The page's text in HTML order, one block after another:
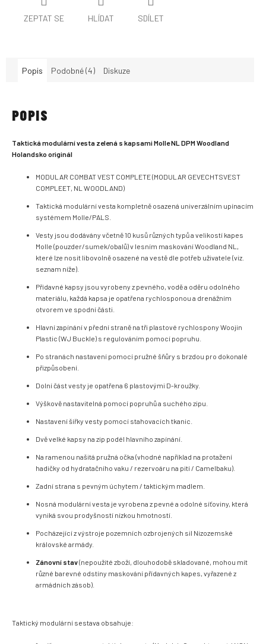
ZEPTAT SE HLÍDAT SDÍLET
Popis Podobné (4) Diskuze
POPIS
Taktická modulární vesta zelená s kapsami Molle NL DPM Woodland
Holandsko originál
MODULAR COMBAT VEST COMPLETE (MODULAR GEVECHTSVEST
COMPLEET, NL WOODLAND)
Taktická modulární vesta kompletně osazená univerzálním upínacím
systémem Molle/PALS.
Vesty jsou dodávány včetně 10 kusů různých typů a velikostí kapes
Molle (pouzder/sumek/obalů) v lesním maskování Woodland NL,
které lze nosit libovolně osazené na vestě dle potřeb uživatele (viz.
seznam níže).
Přídavné kapsy jsou vyrobeny z pevného, vodě a oděru odolného
materiálu, každá kapsa je opatřena rychlosponou a drenážním
otvorem ve spodní části.
Hlavní zapínání v přední straně na tři plastové rychlospony Woojin
Plastic (WJ Buckle) s regulováním pomocí popruhu.
Po stranách nastavení pomocí pružné šňůry s brzdou pro dokonalé
přizpůsobení.
Dolní část vesty je opatřena 6 plastovými D-kroužky.
Výškově nastavitelná pomocí popruhů a suchého zipu.
Nastavení šířky vesty pomocí stahovacích tkanic.
Dvě velké kapsy na zip podél hlavního zapínání.
Na ramenou našitá pružná očka (vhodné například na protažení
hadičky od hydratačního vaku / rezervoáru na pití / Camelbaku).
Zadní strana s pevným úchytem / taktickým madlem.
Nosná modulární vesta je vyrobena z pevné a odolné síťoviny, která
vyniká svou prodyšností nízkou hmotností.
Pocházející z výstroje pozemních ozbrojených sil Nizozemské
královské armády.
Zánovní stav(nepoužité zboží, dlouhodobě skladované, mohou mít
různé barevné odstíny maskování přídavných kapes, vyřazené z
armádních zásob).
Taktický modulární sestava obsahuje: